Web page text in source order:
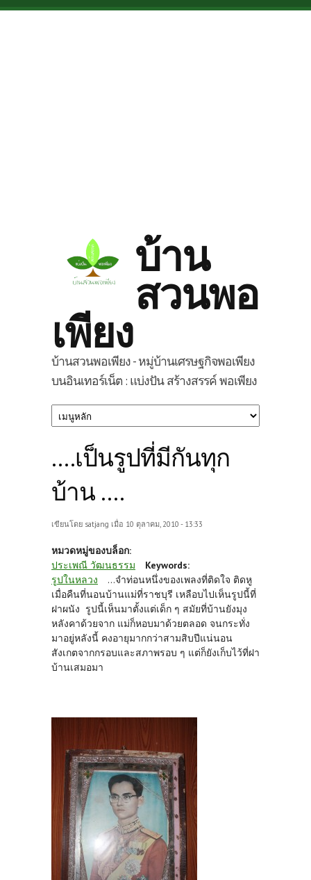
Skip to main content
บ้าน
สวนพอ
เพียง
บ้านสวนพอเพียง - หมู่บ้านเศรษฐกิจพอเพียง
บนอินเทอร์เน็ต : แบ่งปัน สร้างสรรค์ พอเพียง
....เป็นรูปที่มีกันทุก
บ้าน ....
เขียนโดย satjang เมื่อ 10 ตุลาคม, 2010 - 13:33
หมวดหมู่ของบล็อก:
ประเพณี วัฒนธรรม
Keywords:
รูปในหลวง
...จำท่อนหนึ่งของเพลงที่ติดใจ ติดหู
เมื่อคืนที่นอนบ้านแม่ที่ราชบุรี เหลือบไปเห็นรูปนี้ที่
ฝาผนัง รูปนี้เห็นมาตั้งแต่เด็ก ๆ สมัยที่บ้านยังมุง
หลังคาด้วยจาก แม่ก็หอบมาด้วยตลอด จนกระทั่ง
มาอยู่หลังนี้ คงอายุมากกว่าสามสิบปีแน่นอน
สังเกตจากกรอบและสภาพรอบ ๆ แต่ก็ยังเก็บไว้ที่ฝา
บ้านเสมอมา